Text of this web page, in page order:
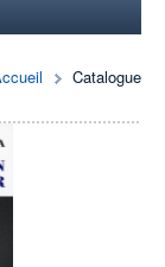
Catalogue